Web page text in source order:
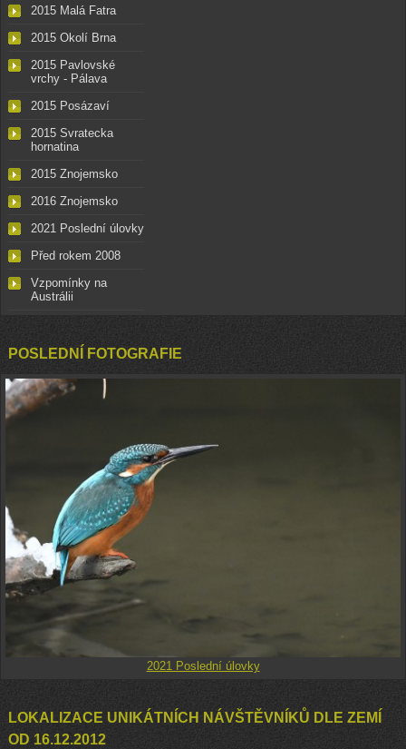
2015 Malá Fatra
2015 Okolí Brna
2015 Pavlovské
vrchy - Pálava
2015 Posázaví
2015 Svratecka
hornatina
2015 Znojemsko
2016 Znojemsko
2021 Poslední úlovky
Před rokem 2008
Vzpomínky na
Austrálii
POSLEDNÍ FOTOGRAFIE
2021 Poslední úlovky
LOKALIZACE UNIKÁTNÍCH NÁVŠTĚVNÍKŮ DLE ZEMÍ
OD 16.12.2012